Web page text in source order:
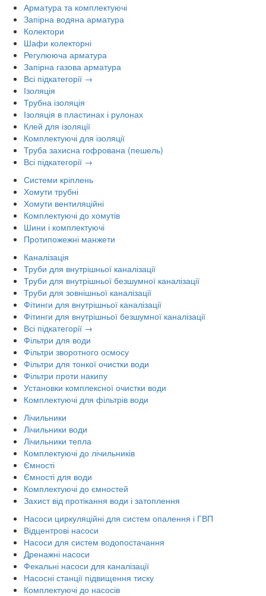
Арматура та комплектуючі
Запірна водяна арматура
Колектори
Шафи колекторні
Регулююча арматура
Запірна газова арматура
Всі підкатегорії →
Ізоляція
Трубна ізоляція
Ізоляція в пластинах і рулонах
Клей для ізоляції
Комплектуючі для ізоляції
Труба захисна гофрована (пешель)
Всі підкатегорії →
Системи кріплень
Хомути трубні
Хомути вентиляційні
Комплектуючі до хомутів
Шини і комплектуючі
Протипожежні манжети
Каналізація
Труби для внутрішньої каналізації
Труби для внутрішньої безшумної каналізації
Труби для зовнішньої каналізації
Фітинги для внутрішньої каналізації
Фітинги для внутрішньої безшумної каналізації
Всі підкатегорії →
Фільтри для води
Фільтри зворотного осмосу
Фільтри для тонкої очистки води
Фільтри проти накипу
Установки комплексної очистки води
Комплектуючі для фільтрів води
Лічильники
Лічильники води
Лічильники тепла
Комплектуючі до лічильників
Ємності
Ємності для води
Комплектуючі до ємностей
Захист від протікання води і затоплення
Насоси циркуляційні для систем опалення і ГВП
Відцентрові насоси
Насоси для систем водопостачання
Дренажні насоси
Фекальні насоси для каналізації
Насосні станції підвищення тиску
Комплектуючі до насосів